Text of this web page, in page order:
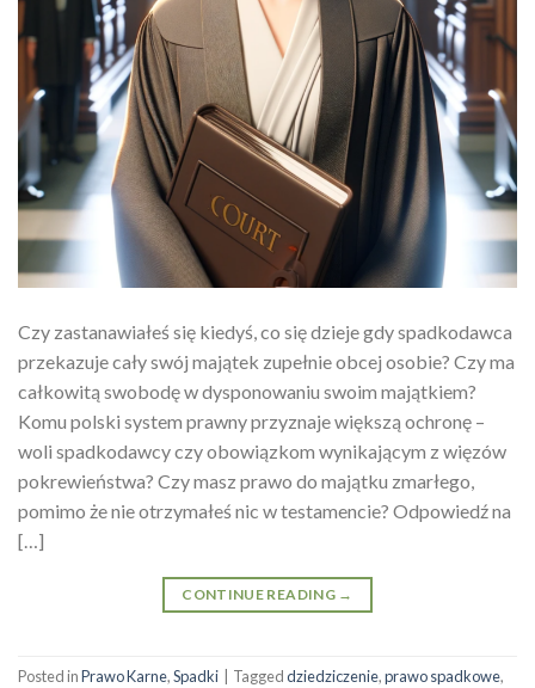
Czy zastanawiałeś się kiedyś, co się dzieje gdy spadkodawca
przekazuje cały swój majątek zupełnie obcej osobie? Czy ma
całkowitą swobodę w dysponowaniu swoim majątkiem?
Komu polski system prawny przyznaje większą ochronę –
woli spadkodawcy czy obowiązkom wynikającym z więzów
pokrewieństwa? Czy masz prawo do majątku zmarłego,
pomimo że nie otrzymałeś nic w testamencie? Odpowiedź na
[…]
CONTINUE READING →
Posted inPrawo Karne,Spadki Taggeddziedziczenie,prawo spadkowe,